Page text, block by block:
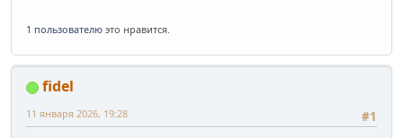
1 пользователю это нравится.
fidel
#1
11 января 2026, 19:28